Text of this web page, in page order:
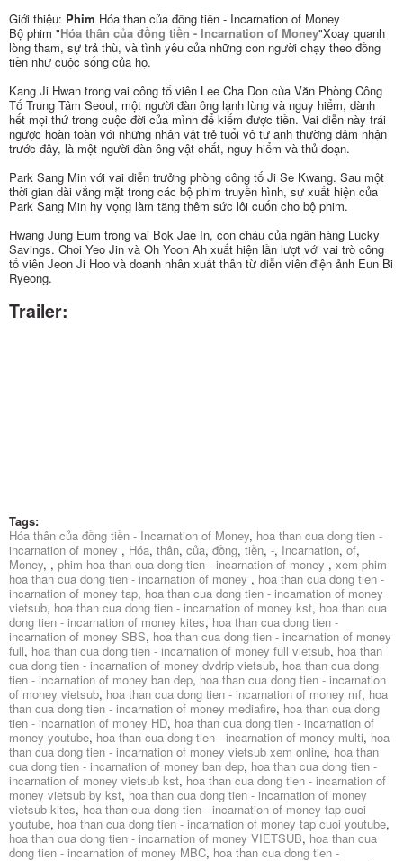
Giới thiệu: Phim Hóa than của đồng tiền - Incarnation of Money
Bộ phim "Hóa thân của đồng tiền - Incarnation of Money"Xoay quanh
lòng tham, sự trả thù, và tình yêu của những con người chạy theo đồng
tiền như cuộc sống của họ.
Kang Ji Hwan trong vai công tố viên Lee Cha Don của Văn Phòng Công
Tố Trung Tâm Seoul, một người đàn ông lạnh lùng và nguy hiểm, dành
hết mọi thứ trong cuộc đời của mình để kiếm được tiền. Vai diễn này trái
ngược hoàn toàn với những nhân vật trẻ tuổi vô tư anh thường đảm nhận
trước đây, là một người đàn ông vật chất, nguy hiểm và thủ đoạn.
Park Sang Min với vai diễn trưởng phòng công tố Ji Se Kwang. Sau một
thời gian dài vắng mặt trong các bộ phim truyền hình, sự xuất hiện của
Park Sang Min hy vọng làm tăng thêm sức lôi cuốn cho bộ phim.
Hwang Jung Eum trong vai Bok Jae In, con cháu của ngân hàng Lucky
Savings. Choi Yeo Jin và Oh Yoon Ah xuất hiện lần lượt với vai trò công
tố viên Jeon Ji Hoo và doanh nhân xuất thân từ diễn viên điện ảnh Eun Bi
Ryeong.
Trailer:
Tags:
Hóa thân của đồng tiền - Incarnation of Money, hoa than cua dong tien -
incarnation of money , Hóa, thân, của, đồng, tiền, -, Incarnation, of,
Money, , phim hoa than cua dong tien - incarnation of money , xem phim
hoa than cua dong tien - incarnation of money , hoa than cua dong tien -
incarnation of money tap, hoa than cua dong tien - incarnation of money
vietsub, hoa than cua dong tien - incarnation of money kst, hoa than cua
dong tien - incarnation of money kites, hoa than cua dong tien -
incarnation of money SBS, hoa than cua dong tien - incarnation of money
full, hoa than cua dong tien - incarnation of money full vietsub, hoa than
cua dong tien - incarnation of money dvdrip vietsub, hoa than cua dong
tien - incarnation of money ban dep, hoa than cua dong tien - incarnation
of money vietsub, hoa than cua dong tien - incarnation of money mf, hoa
than cua dong tien - incarnation of money mediafire, hoa than cua dong
tien - incarnation of money HD, hoa than cua dong tien - incarnation of
money youtube, hoa than cua dong tien - incarnation of money multi, hoa
than cua dong tien - incarnation of money vietsub xem online, hoa than
cua dong tien - incarnation of money ban dep, hoa than cua dong tien -
incarnation of money vietsub kst, hoa than cua dong tien - incarnation of
money vietsub by kst, hoa than cua dong tien - incarnation of money
vietsub kites, hoa than cua dong tien - incarnation of money tap cuoi
youtube, hoa than cua dong tien - incarnation of money tap cuoi youtube,
hoa than cua dong tien - incarnation of money VIETSUB, hoa than cua
dong tien - incarnation of money MBC, hoa than cua dong tien -